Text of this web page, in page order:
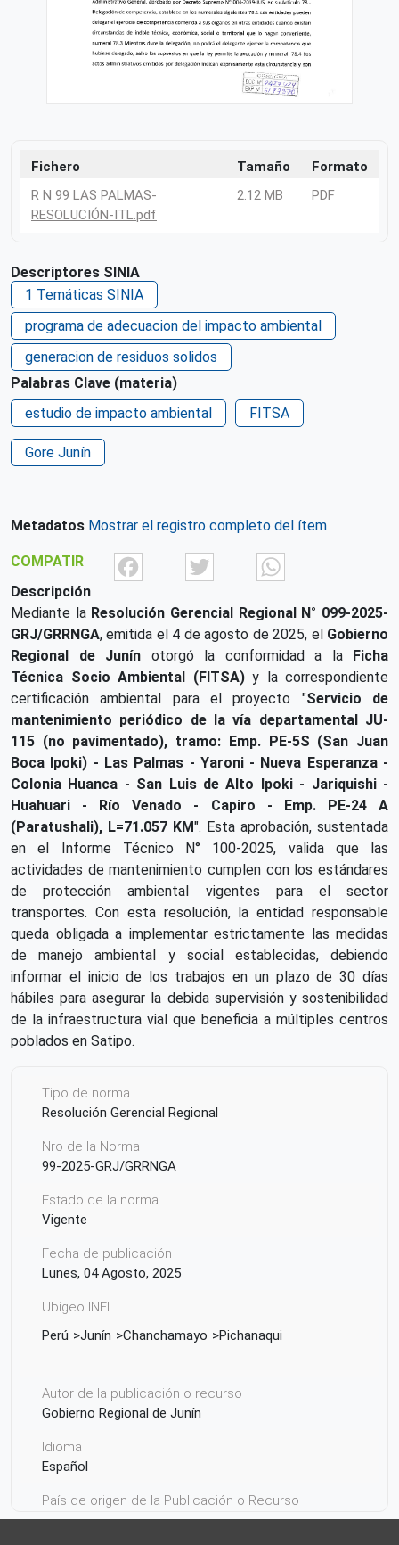
Fichero Tamaño
Formato
R N 99 LAS PALMAS-
RESOLUCIÓN-ITL.pdf
2.12 MB PDF
Descriptores SINIA
1 Temáticas SINIA
programa de adecuacion del impacto ambiental
generacion de residuos solidos
Palabras Clave (materia)
estudio de impacto ambiental
FITSA
Gore Junín
Metadatos Mostrar el registro completo del ítem
COMPATIR FacebookTwitter
Descripción
Mediante la Resolución Gerencial Regional N° 099-2025-
GRJ/GRRNGA, emitida el 4 de agosto de 2025, el Gobierno
Regional de Junín otorgó la conformidad a la
Ficha
Técnica Socio Ambiental (FITSA)y la correspondiente
certificación ambiental para el proyecto "Servicio de
mantenimiento periódico de la vía departamental JU-
115 (no pavimentado), tramo: Emp. PE-5S (San Juan
Boca Ipoki) - Las Palmas - Yaroni - Nueva Esperanza -
Colonia Huanca - San Luis de Alto Ipoki - Jariquishi -
Huahuari - Río Venado - Capiro - Emp. PE-24 A
(Paratushali), L=71.057 KM". Esta aprobación, sustentada
en el Informe Técnico N° 100-2025, valida que las
actividades de mantenimiento cumplen con los estándares
de protección ambiental vigentes para el sector
transportes. Con esta resolución, la entidad responsable
queda obligada a implementar estrictamente las medidas
de manejo ambiental y social establecidas, debiendo
informar el inicio de los trabajos en un plazo de 30 días
hábiles para asegurar la debida supervisión y sostenibilidad
de la infraestructura vial que beneficia a múltiples centros
poblados en Satipo.
Tipo de norma
Resolución Gerencial Regional
Nro de la Norma
99-2025-GRJ/GRRNGA
Estado de la norma
Vigente
Fecha de publicación
Lunes, 04 Agosto, 2025
Ubigeo INEI
Perú
Junín Chanchamayo Pichanaqui
Autor de la publicación o recurso
Gobierno Regional de Junín
Idioma
Español
País de origen de la Publicación o Recurso
Perú